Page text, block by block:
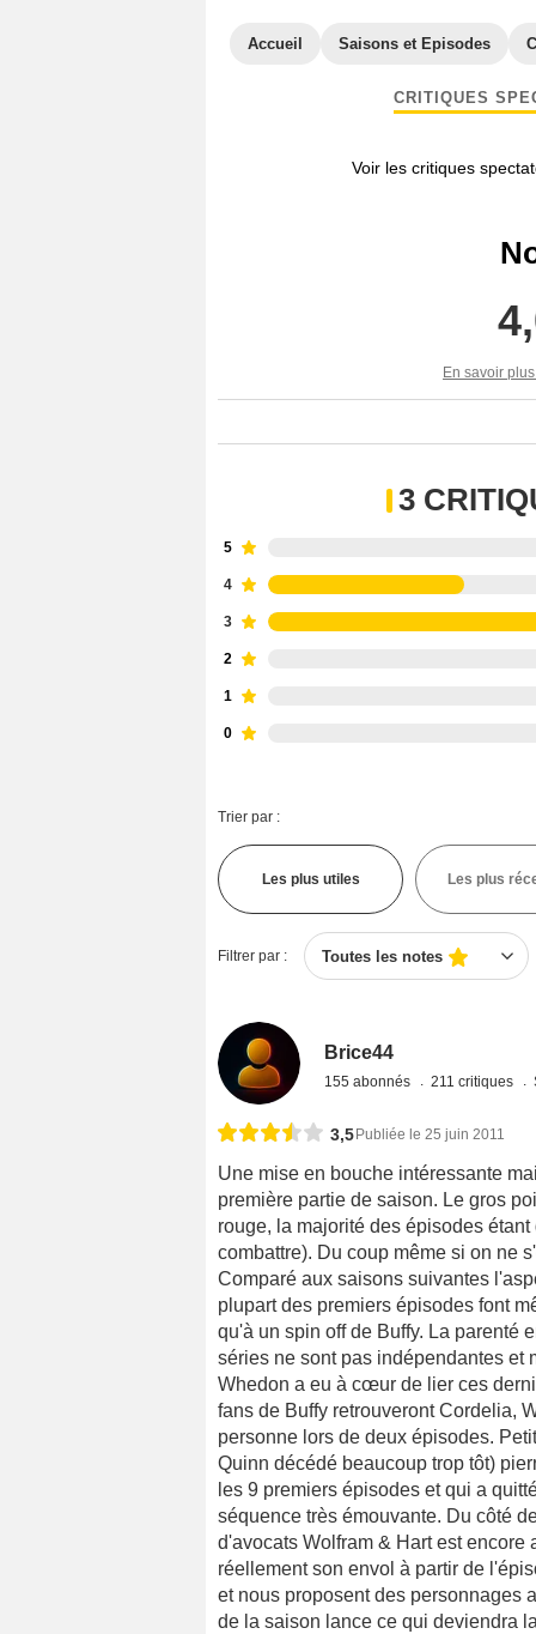
Accueil Saisons et Episodes
CRITIQUES
Voir les critiques
En savoir
3
5
4
3
2
1
0
Trier par :
Les plus utiles Les plus
Filtrer par : Toutes les notes
Brice44
155 abonnés 211 critiques
3,5 Publiée le 25 juin 2011
Une mise en bouche intéressante
première partie de saison. Le gros
rouge, la majorité des épisodes
combattre). Du coup même si on ne
Comparé aux saisons suivantes
plupart des premiers épisodes font
qu'à un spin off de Buffy. La parenté
séries ne sont pas indépendantes et
Whedon a eu à cœur de lier ces
fans de Buffy retrouveront Cordelia,
personne lors de deux épisodes.
Quinn décédé beaucoup trop tôt)
les 9 premiers épisodes et qui a
séquence très émouvante. Du côté
d'avocats Wolfram & Hart est encore
réellement son envol à partir de
et nous proposent des personnages
de la saison lance ce qui deviendra